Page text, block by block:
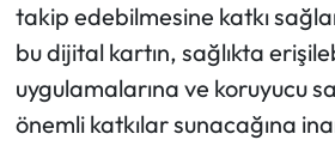
takip edebilmesine katkı
bu dijital kartın, sağlıkta
uygulamalarına ve koruyucu
önemli katkılar sunacağına